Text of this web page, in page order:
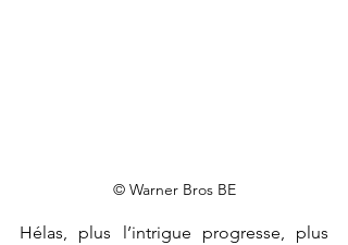
© Warner Bros BE
Hélas, plus l’intrigue progresse, plus